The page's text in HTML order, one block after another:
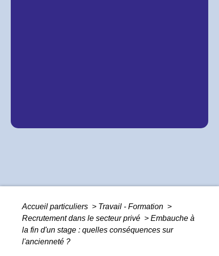
Accueil particuliers > Travail - Formation >
Recrutement dans le secteur privé > Embauche à
la fin d'un stage : quelles conséquences sur
l'ancienneté ?